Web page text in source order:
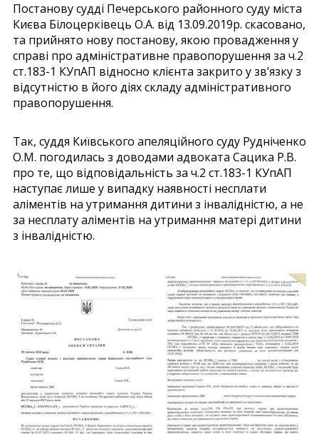
Постанову судді Печерського районного суду міста
Києва Білоцерківець О.А. від 13.09.2019р. скасовано,
та прийнято нову постанову, якою провадження у
справі про адміністративне правопорушення за ч.2
ст.183-1 КУпАП відносно клієнта закрито у зв’язку з
відсутністю в його діях складу адміністративного
правопорушення.
Так, суддя Київського апеляційного суду Рудніченко
О.М. погодилась з доводами адвоката Сацика Р.В.
про те, що відповідальність за ч.2 ст.183-1 КУпАП
наступає лише у випадку наявності несплати
аліментів на утримання дитини з інвалідністю, а не
за несплату аліментів на утримання матері дитини
з інвалідністю.